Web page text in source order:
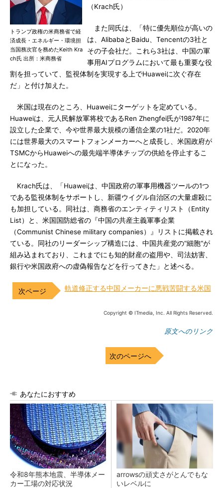
トランプ政権の米商務省で経
済成長・エネルギー・環境担
当国務次官を務めたKeith Kra
ch氏 出所：米商務省
（Krach氏）
また同氏は、「特に優先順位が高いの
は、AlibabaとBaidu、Tencentの3社と
その子会社だ。これら3社は、中国の軍
事用AIプログラムにおいて最も重要な役
割を担っていて、監視体制を実現する上でHuaweiに次ぐ存在
だ」と付け加えた。
米国は現在のところ、Huaweiにターゲットを定めている。
Huaweiは、元人民解放軍将校であるRen Zhengfei氏が1987年に
設立した企業で、今や世界最大規模の通信企業の1社だ。2020年
には世界最大のスマートフォンメーカーへと成長し、米国政府が
TSMCからHuaweiへの最先端半導体チップの供給を停止するこ
とになった。
Krach氏は、「Huaweiは、中国政府の軍事用機器ツールの1つ
である監視体制をサポートし、新疆ウイグル自治区の大量虐殺に
も加担している。同社は、商務省のエンティティリスト（Entity
List）と、米国国防総省の『中国の共産主義軍事企業
（Communist Chinese military companies）』リストに掲載され
ている。同社のリーダーシップ構造には、中国共産党の“細胞“が
組み込まれており、これまでにも知的財産の盗用や、司法妨害、
銀行や米国政府への虚偽報告などを行ってきた」と述べる。
軌道修正する中国メーカーに悪戦苦闘する米国
Copyright © ITmedia, Inc. All Rights Reserved.
原文へのリンク
次のページへ
あなたにおすすめ
令和8年熊本地震、半導体メー
カー工場の対応状況
arrowsの頑丈さがとんでもな
いレベルに